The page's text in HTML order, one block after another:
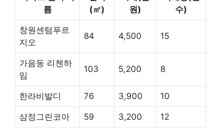
름
(㎡)
원)
수)
창원센텀푸르
지오
84 4,500 15
가음동 리첸하
임
103 5,200 8
한라비발디 76 3,900 10
삼정그린코아 59 3,200 12